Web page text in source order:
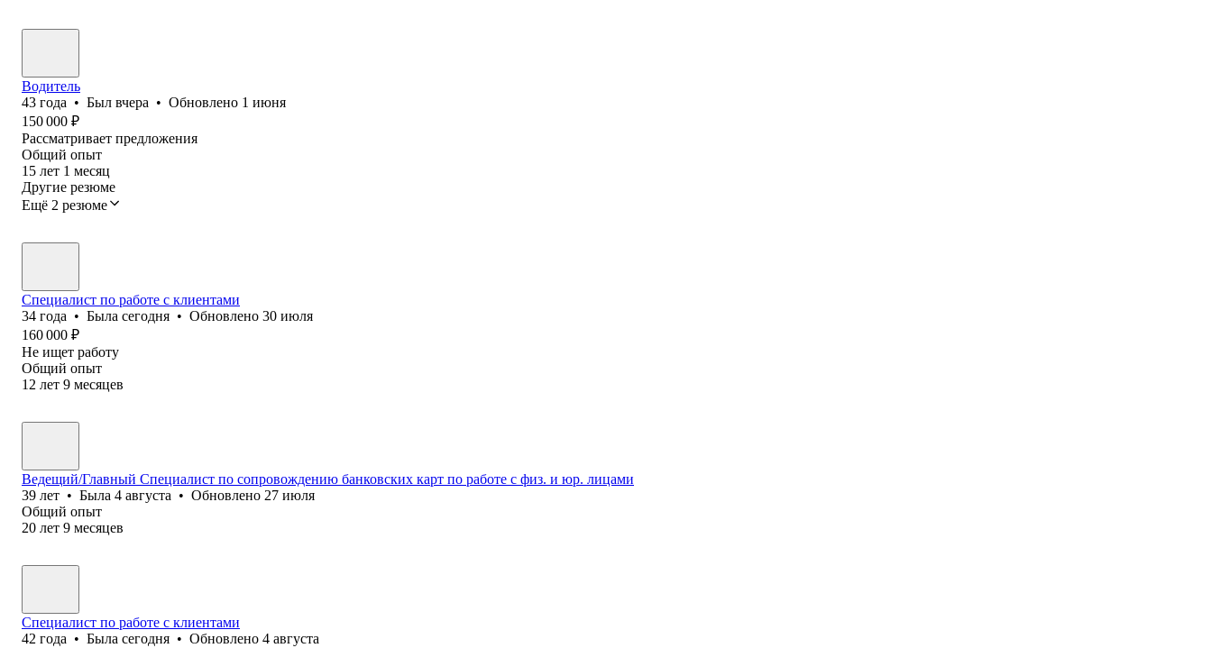
Водитель
43 года • Был вчера • Обновлено 1 июня
150 000 ₽
Рассматривает предложения
Общий опыт
15 лет 1 месяц
Другие резюме
Ещё 2 резюме
Специалист по работе с клиентами
34 года • Была сегодня • Обновлено 30 июля
160 000 ₽
Не ищет работу
Общий опыт
12 лет 9 месяцев
Ведещий/Главный Специалист по сопровождению банковских карт по работе с физ. и юр. лицами
39 лет • Была 4 августа • Обновлено 27 июля
Общий опыт
20 лет 9 месяцев
Специалист по работе с клиентами
42 года • Была сегодня • Обновлено 4 августа